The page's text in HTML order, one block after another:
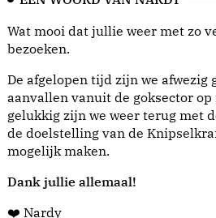
Wat mooi dat jullie weer met zo
bezoeken.
De afgelopen tijd zijn we afwezig
aanvallen vanuit de goksector
gelukkig zijn we weer terug met
de doelstelling van de
mogelijk maken.
Dank jullie allemaal!
❤️ Nardy